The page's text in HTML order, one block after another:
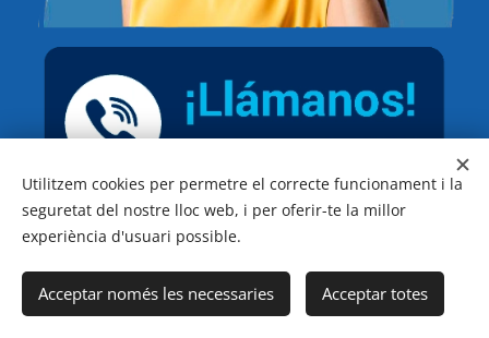
Utilitzem cookies per permetre el correcte funcionament i la
seguretat del nostre lloc web, i per oferir-te la millor
experiència d'usuari possible.
Acceptar només les necessaries Acceptar totes